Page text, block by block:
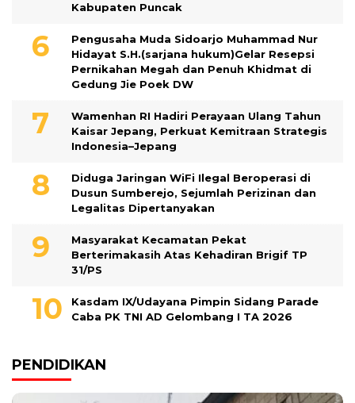
Kabupaten Puncak
Pengusaha Muda Sidoarjo Muhammad Nur
Hidayat S.H.(sarjana hukum)Gelar Resepsi
Pernikahan Megah dan Penuh Khidmat di
Gedung Jie Poek DW
Wamenhan RI Hadiri Perayaan Ulang Tahun
Kaisar Jepang, Perkuat Kemitraan Strategis
Indonesia–Jepang
Diduga Jaringan WiFi Ilegal Beroperasi di
Dusun Sumberejo, Sejumlah Perizinan dan
Legalitas Dipertanyakan
Masyarakat Kecamatan Pekat
Berterimakasih Atas Kehadiran Brigif TP
31/PS
Kasdam IX/Udayana Pimpin Sidang Parade
Caba PK TNI AD Gelombang I TA 2026
PENDIDIKAN